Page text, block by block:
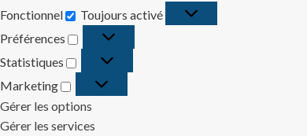
Fonctionnel
Fonctionnel
Toujours activé
Préférences
Préférences
Statistiques
Statistiques
Marketing
Marketing
Gérer les options
Gérer les services